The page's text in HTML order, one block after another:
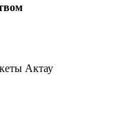
Актау